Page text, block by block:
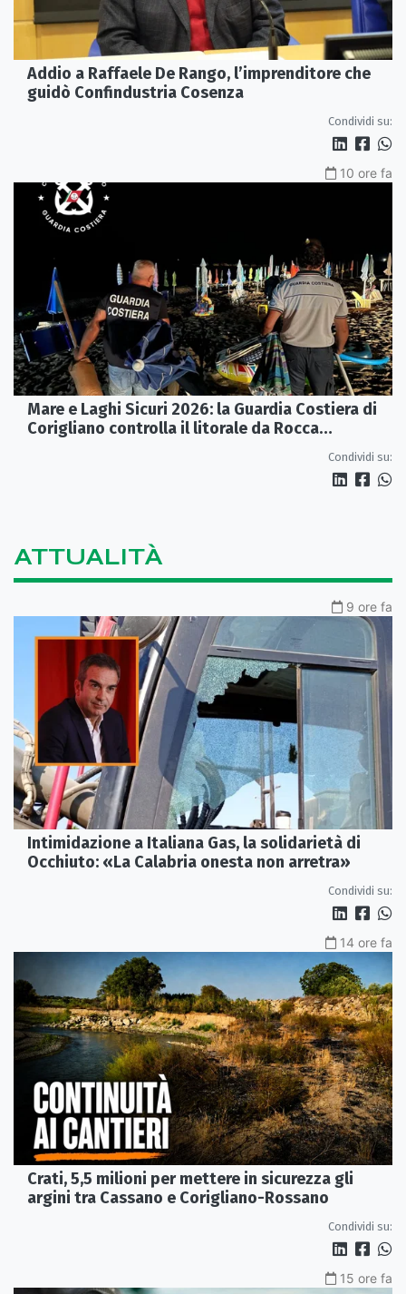
Addio a Raffaele De Rango, l’imprenditore che
guidò Confindustria Cosenza
Condividi su:
10 ore fa
Mare e Laghi Sicuri 2026: la Guardia Costiera di
Corigliano controlla il litorale da Rocca
Condividi su:
ATTUALITÀ
9 ore fa
Intimidazione a Italiana Gas, la solidarietà di
Occhiuto: «La Calabria onesta non arretra»
Condividi su:
14 ore fa
Crati, 5,5 milioni per mettere in sicurezza gli
argini tra Cassano e Corigliano-Rossano
Condividi su:
15 ore fa